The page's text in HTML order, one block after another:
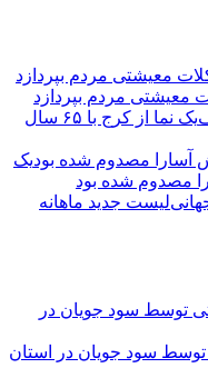
مردم بپردازد
یک نما از کرج با ۶۵ سال
یک
مصدوم شده بود
لیست جدید ماهانه
سود جویان در استان